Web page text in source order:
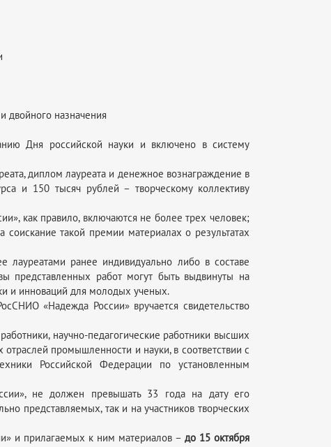
двойного назначения
Дня российской науки и включено в систему
диплом лауреата и денежное вознаграждение в
и 150 тысяч рублей – творческому коллективу
как правило, включаются не более трех человек;
такой премии материалах о результатах
лауреатами ранее индивидуально либо в составе
представленных работ могут быть выдвинуты на
и инноваций для молодых ученых.
«Надежда России» вручается свидетельство
научно-педагогические работники высших
промышленности и науки, в соответствии с
Российской Федерации по установленным
не должен превышать 33 года на дату его
представляемых, так и на участников творческих
и прилагаемых к ним материалов –до 15 октября